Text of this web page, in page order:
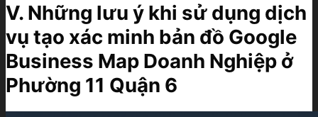
V. Những lưu ý khi sử dụng dịch
vụ tạo xác minh bản đồ Google
Business Map Doanh Nghiệp ở
Phường 11 Quận 6